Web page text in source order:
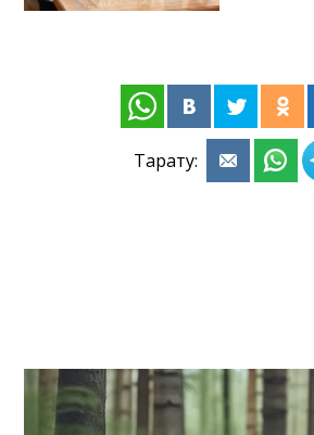
Тарату: